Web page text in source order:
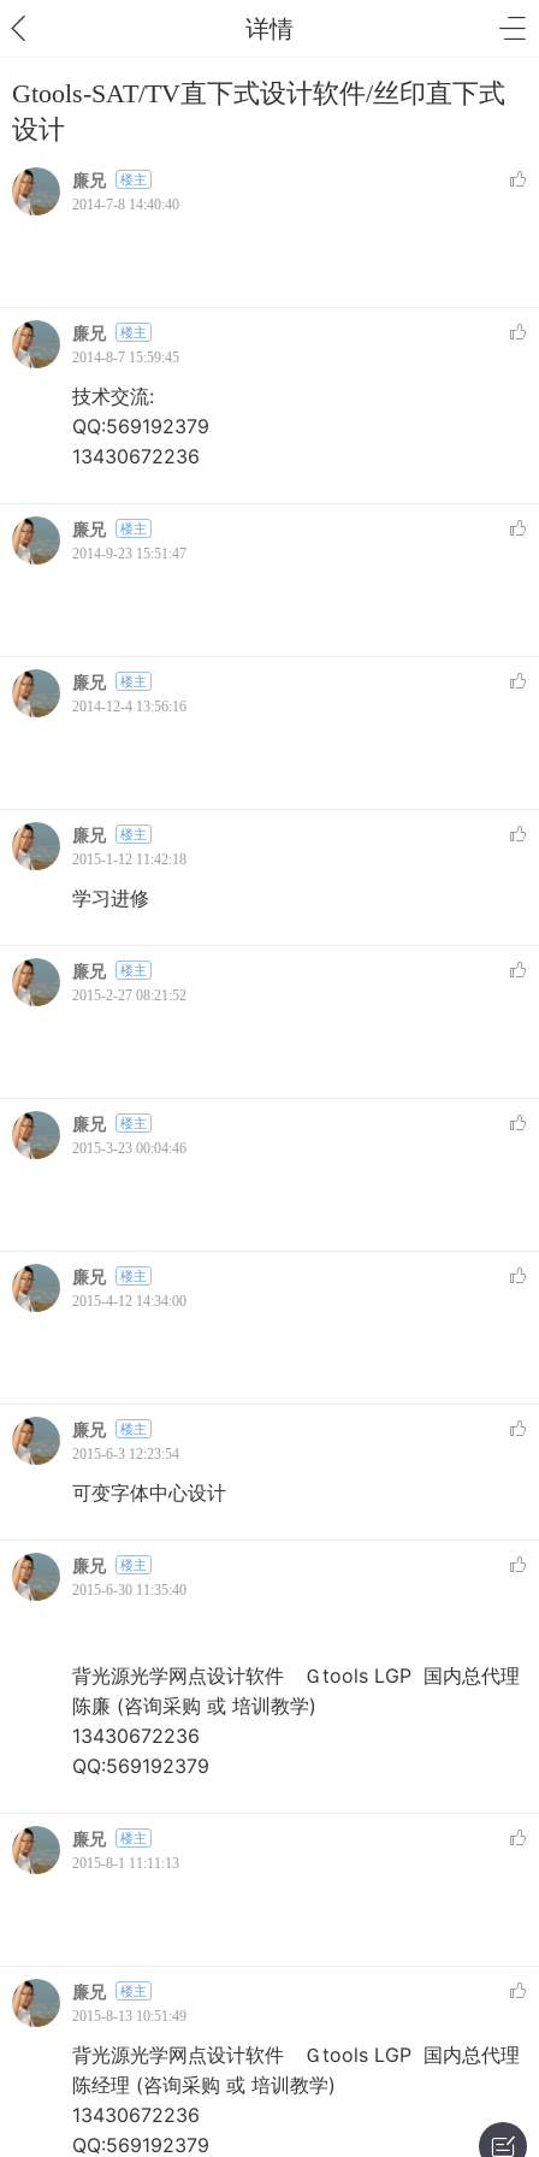
详情
Gtools-SAT/TV直下式设计软件/丝印直下式
设计
廉兄 楼主
2014-7-8 14:40:40
廉兄 楼主
2014-8-7 15:59:45
技术交流:
QQ:569192379
13430672236
廉兄 楼主
2014-9-23 15:51:47
廉兄 楼主
2014-12-4 13:56:16
廉兄 楼主
2015-1-12 11:42:18
学习进修
廉兄 楼主
2015-2-27 08:21:52
廉兄 楼主
2015-3-23 00:04:46
廉兄 楼主
2015-4-12 14:34:00
廉兄 楼主
2015-6-3 12:23:54
可变字体中心设计
廉兄 楼主
2015-6-30 11:35:40
背光源光学网点设计软件 Ｇtools LGP 国内总代理
陈廉 (咨询采购 或 培训教学)
13430672236
QQ:569192379
廉兄 楼主
2015-8-1 11:11:13
廉兄 楼主
2015-8-13 10:51:49
背光源光学网点设计软件 Ｇtools LGP 国内总代理
陈经理 (咨询采购 或 培训教学)
13430672236
QQ:569192379